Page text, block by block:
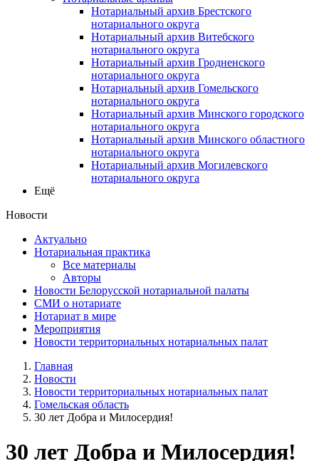
Нотариальный архив Брестского
нотариального округа
Нотариальный архив Витебского
нотариального округа
Нотариальный архив Гродненского
нотариального округа
Нотариальный архив Гомельского
нотариального округа
Нотариальный архив Минского городского
нотариального округа
Нотариальный архив Минского областного
нотариального округа
Нотариальный архив Могилевского
нотариального округа
Ещё
Новости
Актуально
Нотариальная практика
Все материалы
Авторы
Новости Белорусской нотариальной палаты
СМИ о нотариате
Нотариат в мире
Мероприятия
Новости территориальных нотариальных палат
Главная
Новости
Новости территориальных нотариальных палат
Гомельская область
30 лет Добра и Милосердия!
30 лет Добра и Милосердия!